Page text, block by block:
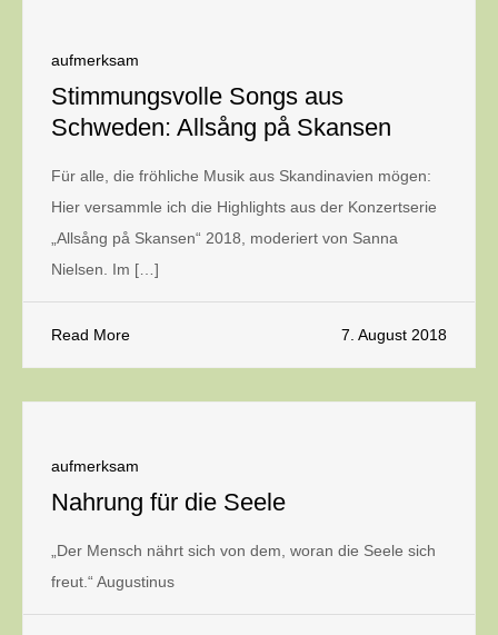
aufmerksam
Stimmungsvolle Songs aus
Schweden: Allsång på Skansen
Für alle, die fröhliche Musik aus Skandinavien mögen:
Hier versammle ich die Highlights aus der Konzertserie
„Allsång på Skansen“ 2018, moderiert von Sanna
Nielsen. Im […]
Read More 7. August 2018
aufmerksam
Nahrung für die Seele
„Der Mensch nährt sich von dem, woran die Seele sich
freut.“ Augustinus